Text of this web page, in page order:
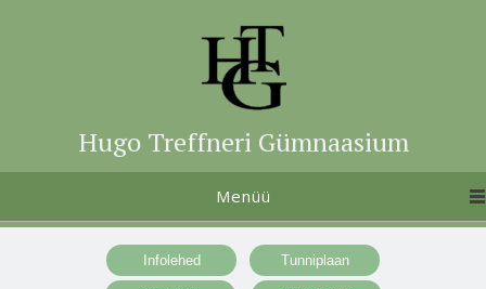
Hugo Treffneri Gümnaasium
Menüü